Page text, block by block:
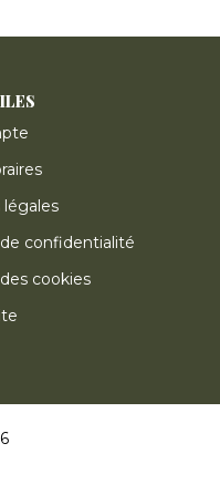
confidentialité
cookies